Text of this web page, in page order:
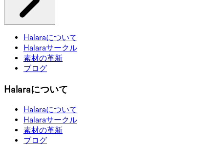
Halaraについて
Halaraサークル
素材の革新
ブログ
Halaraについて
Halaraについて
Halaraサークル
素材の革新
ブログ